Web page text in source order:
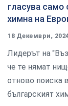
гласува само
химна на
18 Декември,
Лидерът на
че те нямат
отново поиска
българският